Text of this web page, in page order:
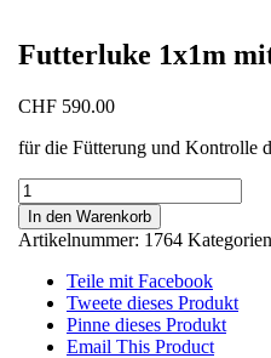
Futterluke 1x1m
CHF 590.00
für die Fütterung und Kontrolle
Futterluke
1x1m
mit
Lichtdeckel
Menge
In den Warenkorb
Artikelnummer: 1764
Teile mit Facebook
Tweete dieses Produkt
Pinne dieses Produkt
Email This Product